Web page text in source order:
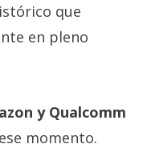
que
en pleno
y Qualcomm
momento.